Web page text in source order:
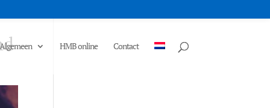
HMB online Contact